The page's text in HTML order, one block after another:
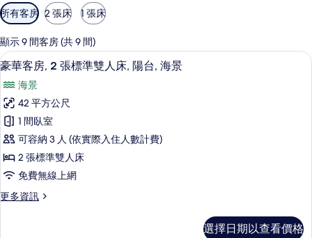
可
用
的
客
房
篩
選
條
件
所有客房 2 張床 1 張床
顯示 9 間客房 (共 9 間)
顯
示
豪
華
客
房,
2
張
標
豪華客房, 2 張標準雙人床, 陽台, 海景
6
豪華客房, 2 張標準雙人床, 陽台, 海景
海景
42 平方公尺
1 間臥室
可容納 3 人 (依實際入住人數計費)
2 張標準雙人床
免費無線上網
更多資訊
更
選擇日期以查看價格